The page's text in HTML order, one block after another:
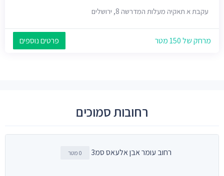
עקבת א תאקיה מעלות המדרשה 8, ירושלים
מרחק של 150 מטר פרטים נוספים
רחובות סמוכים
רחוב עומר אבן אלעאס סמ3 0 מטר